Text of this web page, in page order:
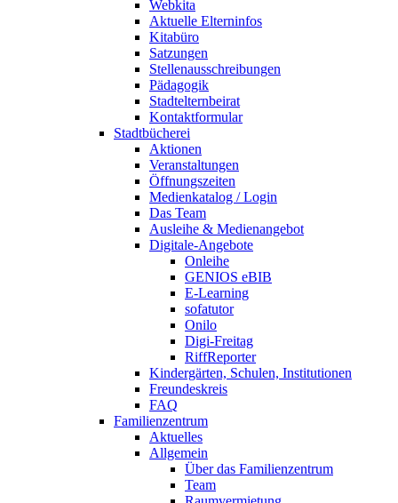
Webkita
Aktuelle Elterninfos
Kitabüro
Satzungen
Stellenausschreibungen
Pädagogik
Stadtelternbeirat
Kontaktformular
Stadtbücherei
Aktionen
Veranstaltungen
Öffnungszeiten
Medienkatalog / Login
Das Team
Ausleihe & Medienangebot
Digitale-Angebote
Onleihe
GENIOS eBIB
E-Learning
sofatutor
Onilo
Digi-Freitag
RiffReporter
Kindergärten, Schulen, Institutionen
Freundeskreis
FAQ
Familienzentrum
Aktuelles
Allgemein
Über das Familienzentrum
Team